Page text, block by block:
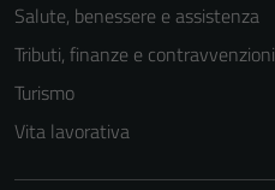
Salute, benessere e assistenza
Tributi, finanze e contravvenzioni
Turismo
Vita lavorativa